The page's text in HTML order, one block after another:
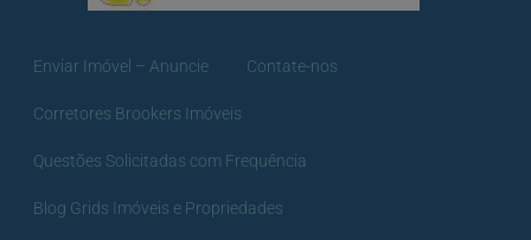
Enviar Imóvel – Anuncie Contate-nos
Corretores Brookers Imóveis
Questões Solicitadas com Frequência
Blog Grids Imóveis e Propriedades